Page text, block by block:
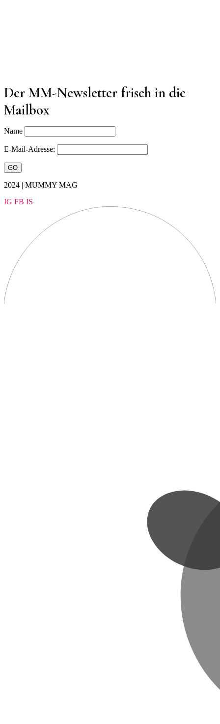
Der MM-Newsletter frisch in die
Mailbox
Name
E-Mail-Adresse:
2024 | MUMMY MAG
IG FB IS